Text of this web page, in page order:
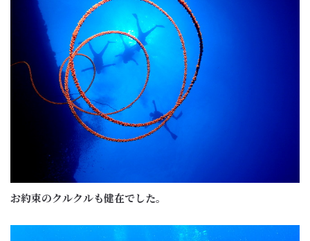
お約束のクルクルも健在でした。